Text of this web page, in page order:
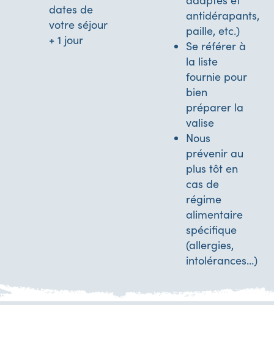
dates de
votre séjour
+ 1 jour
antidérapants,
paille, etc.)
Se référer à
la liste
fournie pour
bien
préparer la
valise
Nous
prévenir au
plus tôt en
cas de
régime
alimentaire
spécifique
(allergies,
intolérances…)